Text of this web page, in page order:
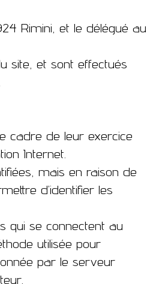
Rimini, et le délégué au
site, et sont effectués
cadre de leur exercice
Internet.
mais en raison de
d’identifier les
qui se connectent au
utilisée pour
par le serveur